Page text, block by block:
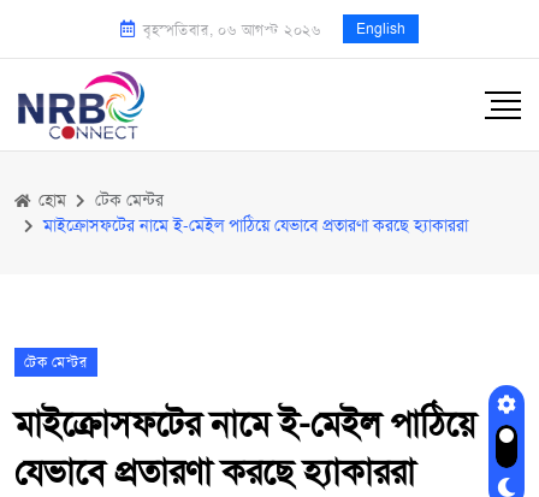
বৃহস্পতিবার, ০৬ আগস্ট ২০২৬ English
হোম
টেক মেন্টর
মাইক্রোসফটের নামে ই-মেইল পাঠিয়ে যেভাবে প্রতারণা করছে হ্যাকাররা
টেক মেন্টর
মাইক্রোসফটের নামে ই-মেইল পাঠিয়ে
যেভাবে প্রতারণা করছে হ্যাকাররা